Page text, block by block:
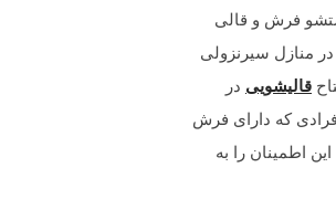
فرش و قالی
در منازل سیرنزولی
قالیشویی در
که دارای فرش
اطمینان را به